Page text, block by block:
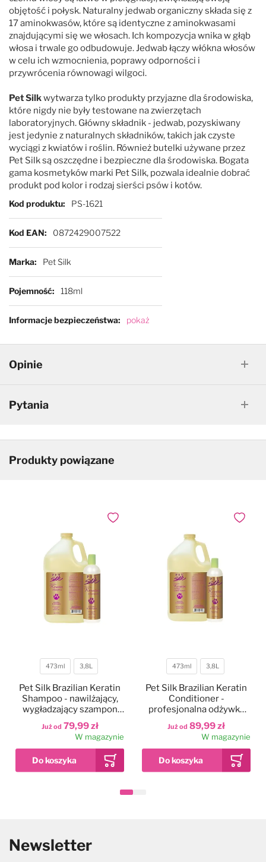
objętość i połysk. Naturalny jedwab organiczny składa się z
17 aminokwasów, które są identyczne z aminokwasami
znajdującymi się we włosach. Ich kompozycja wnika w głąb
włosa i trwale go odbudowuje. Jedwab łączy włókna włosów
w celu ich wzmocnienia, poprawy odporności i
przywrócenia równowagi wilgoci.
Pet Silkwytwarza tylko produkty przyjazne dla środowiska,
które nigdy nie były testowane na zwierzętach
laboratoryjnych. Główny składnik - jedwab, pozyskiwany
jest jedynie z naturalnych składników, takich jak czyste
wyciągi z kwiatów i roślin. Również butelki używane przez
Pet Silk są oszczędne i bezpieczne dla środowiska. Bogata
gama kosmetyków marki Pet Silk, pozwala idealnie dobrać
produkt pod kolor i rodzaj sierści psów i kotów.
Więcej informacji
Kod produktu PS-1621
Kod EAN 0872429007522
Marka Pet Silk
Pojemność 118ml
Informacje bezpieczeństwa pokaż
Opinie
Pytania
Produkty powiązane
Pojemność
473ml 3,8L
Już od 79,99 zł
Pet Silk Brazilian Keratin
Shampoo - nawilżający,
wygładzający szampon
dla psa i kota, z keratyną
brazylijską i jedwabiem,
koncentrat 1:16
W magazynie
Dodaj do ulubionych
Pojemność
473ml 3,8L
Już od 89,99 zł
Pet Silk Brazilian Keratin
Conditioner -
profesjonalna odżywka
nawilżająca i wygładzająca
sierść z keratyną
brazylijską i jedwabiem,
koncentrat 1:16
W magazynie
Dodaj
Newsletter